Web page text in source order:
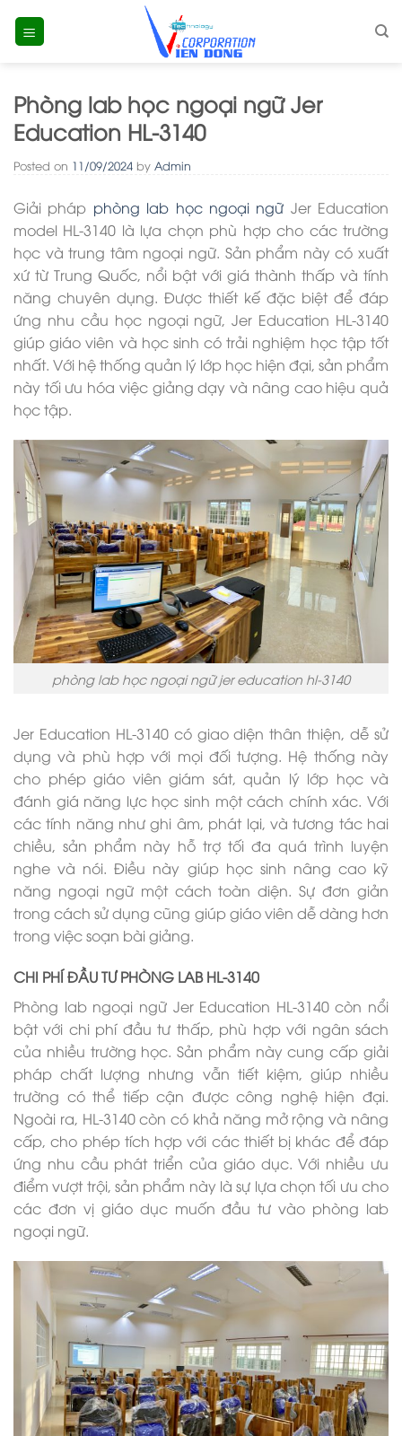
Phòng lab học ngoại ngữ Jer
Education HL-3140
Posted on 11/09/2024 by Admin
Giải pháp phòng lab học ngoại ngữ Jer Education
model HL-3140 là lựa chọn phù hợp cho các trường
học và trung tâm ngoại ngữ. Sản phẩm này có xuất
xứ từ Trung Quốc, nổi bật với giá thành thấp và tính
năng chuyên dụng. Được thiết kế đặc biệt để đáp
ứng nhu cầu học ngoại ngữ, Jer Education HL-3140
giúp giáo viên và học sinh có trải nghiệm học tập tốt
nhất. Với hệ thống quản lý lớp học hiện đại, sản phẩm
này tối ưu hóa việc giảng dạy và nâng cao hiệu quả
học tập.
phòng lab học ngoại ngữ jer education hl-3140
Jer Education HL-3140 có giao diện thân thiện, dễ sử
dụng và phù hợp với mọi đối tượng. Hệ thống này
cho phép giáo viên giám sát, quản lý lớp học và
đánh giá năng lực học sinh một cách chính xác. Với
các tính năng như ghi âm, phát lại, và tương tác hai
chiều, sản phẩm này hỗ trợ tối đa quá trình luyện
nghe và nói. Điều này giúp học sinh nâng cao kỹ
năng ngoại ngữ một cách toàn diện. Sự đơn giản
trong cách sử dụng cũng giúp giáo viên dễ dàng hơn
trong việc soạn bài giảng.
CHI PHÍ ĐẦU TƯ PHÒNG LAB HL-3140
Phòng lab ngoại ngữ Jer Education HL-3140 còn nổi
bật với chi phí đầu tư thấp, phù hợp với ngân sách
của nhiều trường học. Sản phẩm này cung cấp giải
pháp chất lượng nhưng vẫn tiết kiệm, giúp nhiều
trường có thể tiếp cận được công nghệ hiện đại.
Ngoài ra, HL-3140 còn có khả năng mở rộng và nâng
cấp, cho phép tích hợp với các thiết bị khác để đáp
ứng nhu cầu phát triển của giáo dục. Với nhiều ưu
điểm vượt trội, sản phẩm này là sự lựa chọn tối ưu cho
các đơn vị giáo dục muốn đầu tư vào phòng lab
ngoại ngữ.